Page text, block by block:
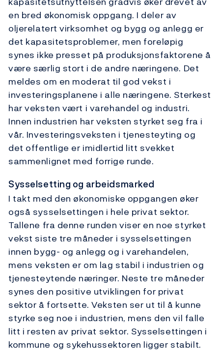
en bred økonomisk oppgang. I deler av
oljerelatert virksomhet og bygg og anlegg er
det kapasitetsproblemer, men foreløpig
synes ikke presset på produksjonsfaktorene å
være særlig stort i de andre næringene. Det
meldes om en moderat til god vekst i
investeringsplanene i alle næringene. Sterkest
har veksten vært i varehandel og industri.
Innen industrien har veksten styrket seg fra i
vår. Investeringsveksten i tjenesteyting og
det offentlige er imidlertid litt svekket
sammenlignet med forrige runde.
Sysselsetting og arbeidsmarked
I takt med den økonomiske oppgangen øker
også sysselsettingen i hele privat sektor.
Tallene fra denne runden viser en noe styrket
vekst siste tre måneder i sysselsettingen
innen bygg- og anlegg og i varehandelen,
mens veksten er om lag stabil i industrien og
tjenesteytende næringer. Neste tre måneder
synes den positive utviklingen for privat
sektor å fortsette. Veksten ser ut til å kunne
styrke seg noe i industrien, mens den vil falle
litt i resten av privat sektor. Sysselsettingen i
kommune og sykehussektoren ligger stabilt.